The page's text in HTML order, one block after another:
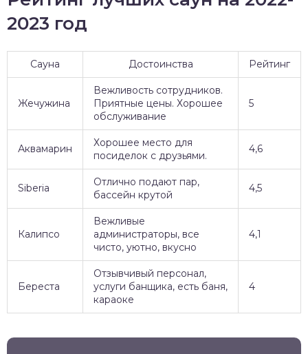
2023 год
Сауна Достоинства Рейтинг
Жечужина
Вежливость сотрудников.
Приятные цены. Хорошее
обслуживание
5
Аквамарин
Хорошее место для
посиделок с друзьями.
4,6
Siberia
Отлично подают пар,
бассейн крутой
4,5
Калипсо
Вежливые
администраторы, все
чисто, уютно, вкусно
4,1
Береста
Отзывчивый персонал,
услуги банщика, есть баня,
караоке
4